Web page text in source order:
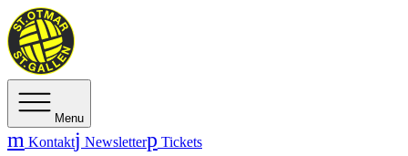
Menu
Kontakt Newsletter
Tickets